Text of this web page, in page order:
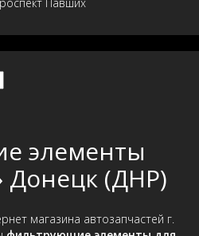
элементы
Донецк (ДНР)
магазина автозапчастей г.